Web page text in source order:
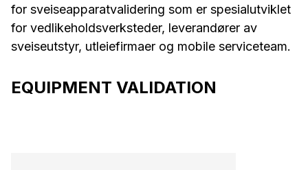
for sveiseapparatvalidering som er spesialutviklet
for vedlikeholdsverksteder, leverandører av
sveiseutstyr, utleiefirmaer og mobile serviceteam.
EQUIPMENT VALIDATION